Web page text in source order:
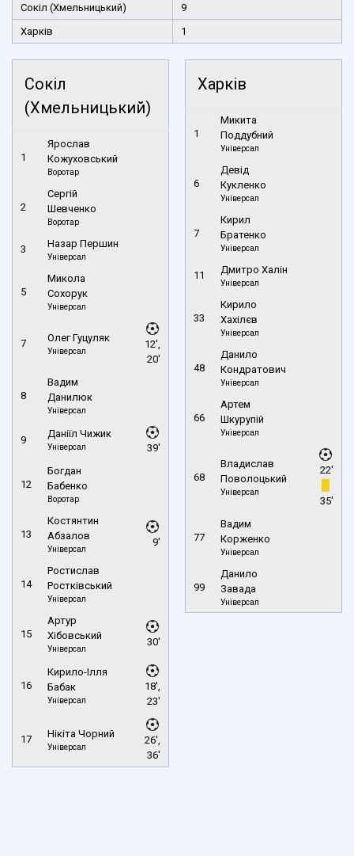
Сокіл (Хмельницький)
9
Харків
1
Сокіл
(Хмельницький)
1
Ярослав
Кожуховський
Воротар
2
Сергій
Шевченко
Воротар
3 Назар Першин
Універсал
5
Микола
Сохорук
Універсал
7 Олег Гуцуляк
Універсал
12',
20'
8
Вадим
Данилюк
Універсал
9
Даніїл Чижик
Універсал 39'
12
Богдан
Бабенко
Воротар
13
Костянтин
Абзалов
Універсал
9'
14
Ростислав
Ростківський
Універсал
15
Артур
Хібовський
Універсал
30'
16
Кирило-Ілля
Бабак
Універсал
18',
23'
17 Нікіта Чорний
Універсал
26',
36'
Харків
1
Микита
Поддубний
Універсал
6
Девід
Кукленко
Універсал
7
Кирил
Братенко
Універсал
11 Дмитро Халін
Універсал
33
Кирило
Хахілєв
Універсал
48
Данило
Кондратович
Універсал
66
Артем
Шкурупій
Універсал
68
Владислав
Поволоцький
Універсал
22'
35'
77
Вадим
Корженко
Універсал
99
Данило
Завада
Універсал